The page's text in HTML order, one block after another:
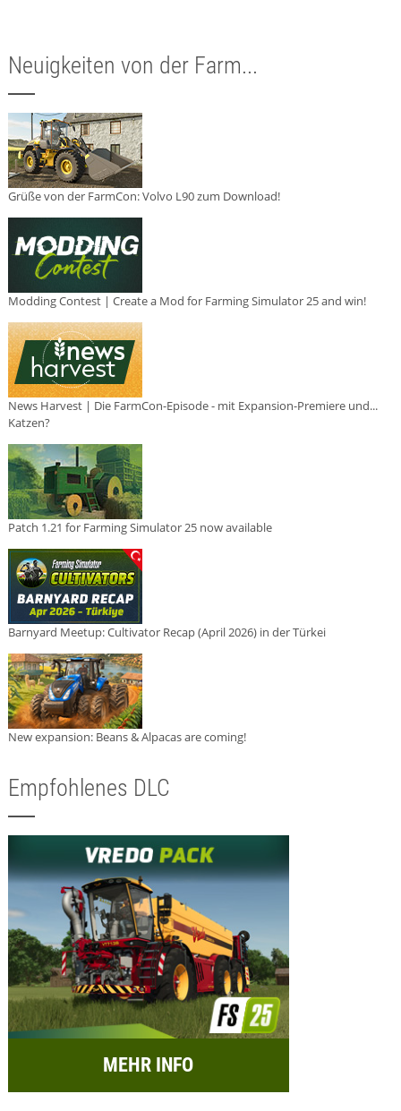
Neuigkeiten von der Farm...
Grüße von der FarmCon: Volvo L90 zum Download!
Modding Contest | Create a Mod for Farming Simulator 25 and win!
News Harvest | Die FarmCon-Episode - mit Expansion-Premiere und...
Katzen?
Patch 1.21 for Farming Simulator 25 now available
Barnyard Meetup: Cultivator Recap (April 2026) in der Türkei
New expansion: Beans & Alpacas are coming!
Empfohlenes DLC
MEHR INFO